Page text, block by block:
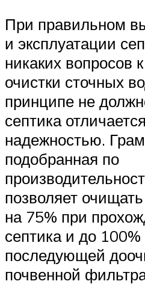
При правильном
и эксплуатации
никаких вопросов
очистки сточных
принципе не
септика
надежностью.
подобранная по
позволяет
на 75% при
септика и до 100%
последующей
почвенной